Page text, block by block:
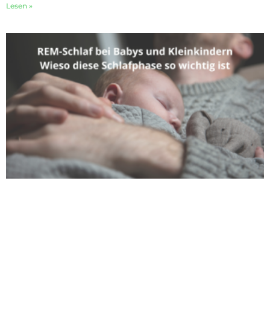
Lesen »